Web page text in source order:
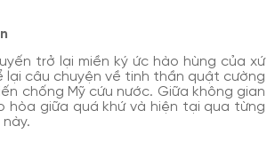
trở lại miền ký ức hào hùng của xứ
lại câu chuyện về tinh thần quật cường
chống Mỹ cứu nước. Giữa không gian
hòa giữa quá khứ và hiện tại qua từng